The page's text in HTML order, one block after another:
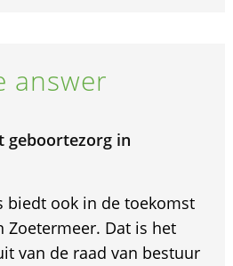
answer
geboortezorg in
biedt ook in de toekomst
Zoetermeer. Dat is het
van de raad van bestuur